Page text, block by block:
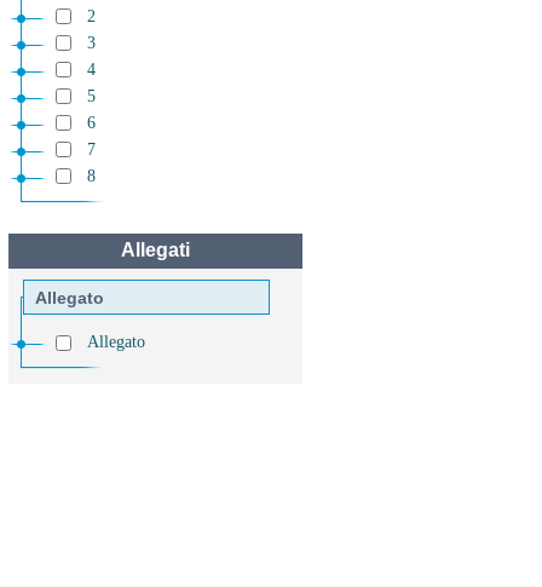
2
3
4
5
6
7
8
Allegati
Allegato
Allegato